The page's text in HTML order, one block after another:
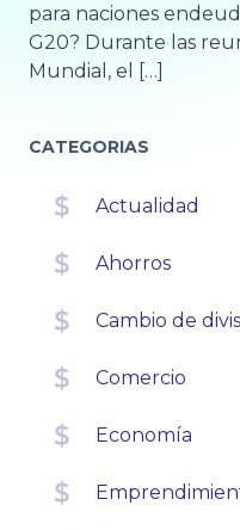
para naciones
G20? Durante las
Mundial, el […]
CATEGORIAS
Actualidad
Ahorros
Cambio de
Comercio
Economía